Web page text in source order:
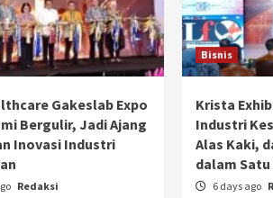
Gakeslab Expo
Bergulir, Jadi Ajang
Inovasi Industri
Redaksi
Bisnis
Krista
Industri
Alas Kaki,
dalam Satu
6 days ago
Ducati
Mugello, Usung
2 months ago Redaksi